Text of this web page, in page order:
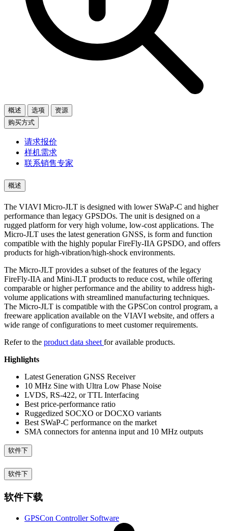
概述 选项
资源
购买方式
请求报价
样机需求
联系销售专家
概述
The VIAVI Micro-JLT is designed with lower SWaP-C and higher
performance than legacy GPSDOs. The unit is designed on a
rugged platform for very high volume, low-cost applications. The
Micro-JLT uses the latest generation GNSS, is form and function
compatible with the highly popular FireFly-IIA GPSDO, and offers
products for high-vibration/high-shock environments.
The Micro-JLT provides a subset of the features of the legacy
FireFly-IIA and Mini-JLT products to reduce cost, while offering
comparable or higher performance and the ability to address high-
volume applications with streamlined manufacturing techniques.
The Micro-JLT is compatible with the GPSCon control program, a
freeware application available on the VIAVI website, and offers a
wide range of configurations to meet customer requirements.
Refer to the product data sheet for available products.
Highlights
Latest Generation GNSS Receiver
10 MHz Sine with Ultra Low Phase Noise
LVDS, RS-422, or TTL Interfacing
Best price-performance ratio
Ruggedized SOCXO or DOCXO variants
Best SWaP-C performance on the market
SMA connectors for antenna input and 10 MHz outputs
软件下
软件下
软件下载
GPSCon Controller Software